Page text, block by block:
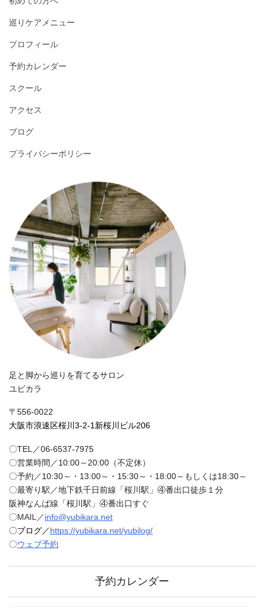
巡りケアメニュー
プロフィール
予約カレンダー
スクール
アクセス
ブログ
プライバシーポリシー
足と脚から巡りを育てるサロン
ユビカラ
〒556-0022
大阪市浪速区桜川3-2-1新桜川ビル206
〇TEL／06-6537-7975
〇営業時間／10:00～20:00（不定休）
〇予約／10:30～・13:00～・15:30～・18:00～もしくは18:30～
〇最寄り駅／地下鉄千日前線「桜川駅」④番出口徒歩１分
阪神なんば線「桜川駅」④番出口すぐ
〇MAIL／info@yubikara.net
〇ブログ／https://yubikara.net/yubilog/
〇ウェブ予約
予約カレンダー